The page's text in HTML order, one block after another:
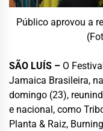
Público aprovou a
SÃO LUÍS – O
Jamaica Brasileira,
domingo (23),
e nacional, como
Planta & Raiz,